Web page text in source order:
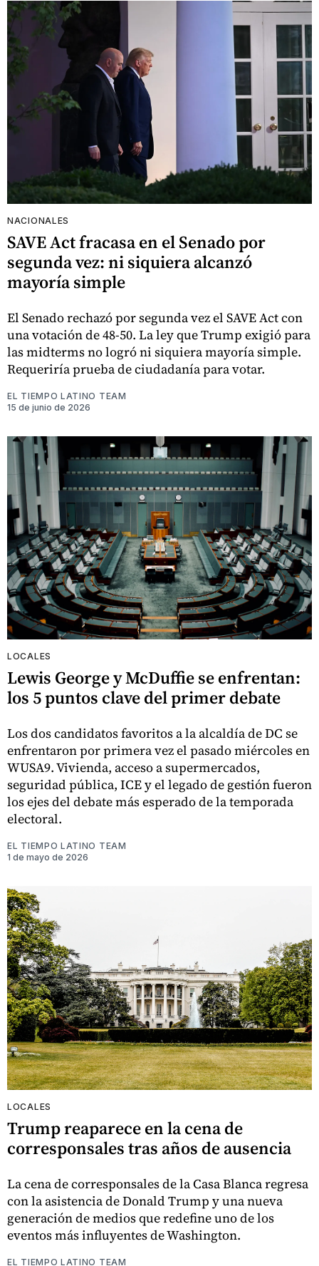
NACIONALES
SAVE Act fracasa en el Senado por
segunda vez: ni siquiera alcanzó
mayoría simple
El Senado rechazó por segunda vez el SAVE Act con
una votación de 48-50. La ley que Trump exigió para
las midterms no logró ni siquiera mayoría simple.
Requeriría prueba de ciudadanía para votar.
EL TIEMPO LATINO TEAM
15 de junio de 2026
LOCALES
Lewis George y McDuffie se enfrentan:
los 5 puntos clave del primer debate
Los dos candidatos favoritos a la alcaldía de DC se
enfrentaron por primera vez el pasado miércoles en
WUSA9. Vivienda, acceso a supermercados,
seguridad pública, ICE y el legado de gestión fueron
los ejes del debate más esperado de la temporada
electoral.
EL TIEMPO LATINO TEAM
1 de mayo de 2026
LOCALES
Trump reaparece en la cena de
corresponsales tras años de ausencia
La cena de corresponsales de la Casa Blanca regresa
con la asistencia de Donald Trump y una nueva
generación de medios que redefine uno de los
eventos más influyentes de Washington.
EL TIEMPO LATINO TEAM